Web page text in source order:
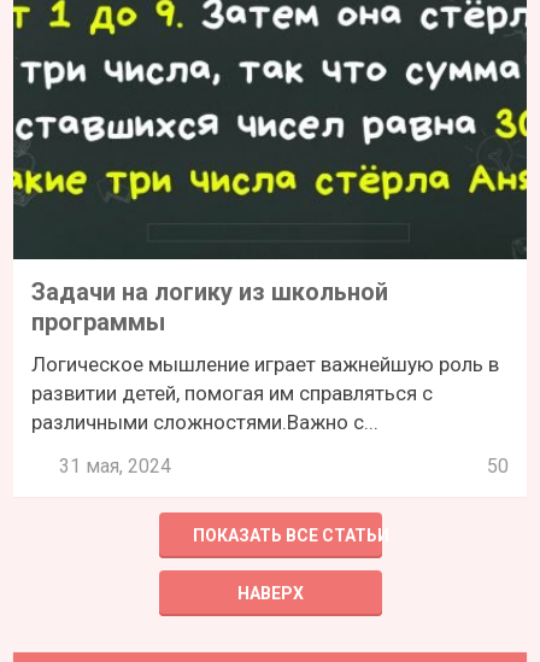
Задачи на логику из школьной
программы
Логическое мышление играет важнейшую роль в
развитии детей, помогая им справляться с
различными сложностями.Важно с...
31 мая, 2024 50
ПОКАЗАТЬ ВСЕ СТАТЬИ
НАВЕРХ